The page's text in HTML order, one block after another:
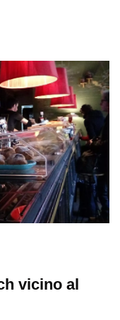
vicino al